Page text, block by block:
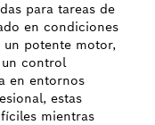
para tareas de
en condiciones
potente motor,
control
en entornos
estas
mientras